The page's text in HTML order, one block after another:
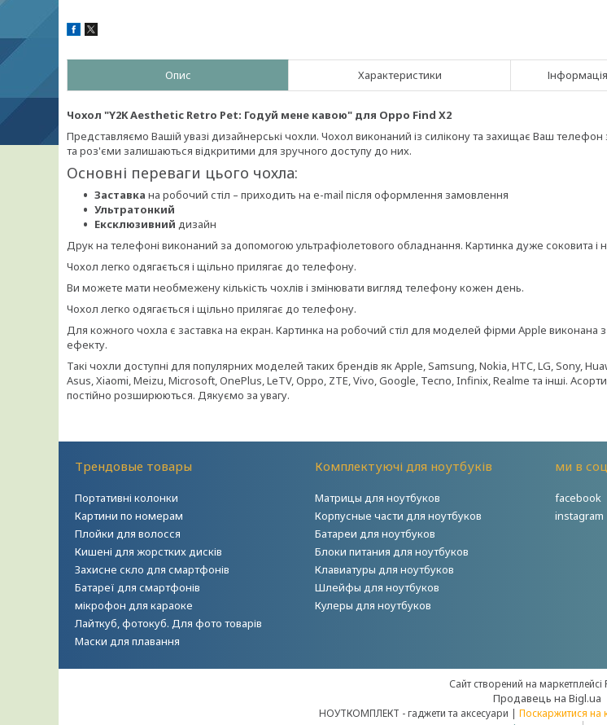
Опис Характеристики
Чохол "Y2K Aesthetic Retro Pet: Годуй мене кавою" для Oppo Find X2
Представляємо Вашій увазі дизайнерські чохли. Чохол виконаний із силікону та захищає Ваш телефон з
та роз'єми залишаються відкритими для зручного доступу до них.
Основні переваги цього чохла:
Заставка на робочий стіл – приходить на e-mail після оформлення замовлення
Ультратонкий
Ексклюзивний дизайн
Друк на телефоні виконаний за допомогою ультрафіолетового обладнання. Картинка дуже соковита і
Чохол легко одягається і щільно прилягає до телефону.
Ви можете мати необмежену кількість чохлів і змінювати вигляд телефону кожен день.
Чохол легко одягається і щільно прилягає до телефону.
Для кожного чохла є заставка на екран. Картинка на робочий стіл для моделей фірми Apple виконана
ефекту.
Такі чохли доступні для популярних моделей таких брендів як Apple, Samsung, Nokia, HTC, LG, Sony,
Asus, Xiaomi, Meizu, Microsoft, OnePlus, LeTV, Oppo, ZTE, Vivo, Google, Tecno, Infinix, Realme та інші.
постійно розширюються. Дякуємо за увагу.
Трендовые товары
Портативні колонки
Картини по номерам
Плойки для волосся
Кишені для жорстких дисків
Захисне скло для смартфонів
Батареї для смартфонів
мікрофон для караоке
Лайткуб, фотокуб. Для фото товарів
Маски для плавання
Комплектуючі для ноутбуків
Матрицы для ноутбуков
Корпусные части для ноутбуков
Батареи для ноутбуков
Блоки питания для ноутбуков
Клавиатуры для ноутбуков
Шлейфы для ноутбуков
Кулеры для ноутбуков
ми в
facebook
instagram
Сайт створений на маркетплейсі
Продавець на Bigl.ua
НОУТКОМПЛЕКТ - гаджети та аксесуари | Поскаржитися на